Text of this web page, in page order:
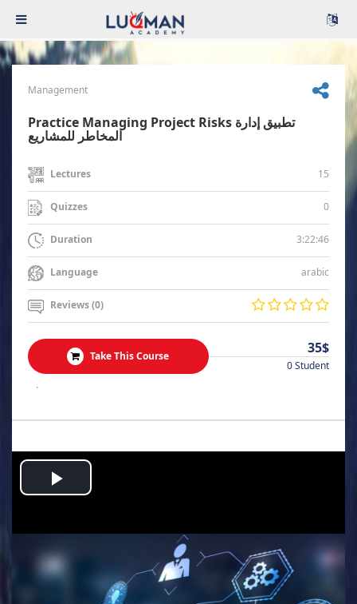
Management
Practice Managing Project Risks تطبيق إدارة
المخاطر للمشاريع
Lectures 15
Quizzes 0
Duration 3:22:46
Language arabic
Reviews (0)
Take This Course 35$
0 Student
.
Play
Video